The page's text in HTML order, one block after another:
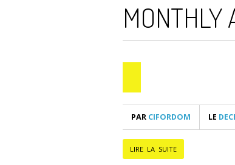
MONTHLY
PAR CIFORDOM LE
LIRE LA SUITE